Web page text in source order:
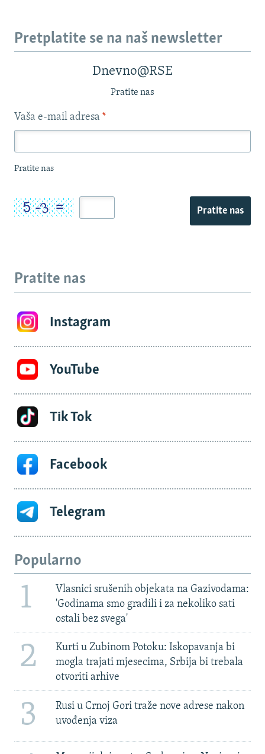
Pretplatite se na naš newsletter
Dnevno@RSE
Pratite nas
Vaša e-mail adresa *
Pratite nas
Pratite nas
Pratite nas
Instagram
YouTube
Tik Tok
Facebook
Telegram
Popularno
1
Vlasnici srušenih objekata na Gazivodama:
'Godinama smo gradili i za nekoliko sati
ostali bez svega'
2
Kurti u Zubinom Potoku: Iskopavanja bi
mogla trajati mjesecima, Srbija bi trebala
otvoriti arhive
3
Rusi u Crnoj Gori traže nove adrese nakon
uvođenja viza